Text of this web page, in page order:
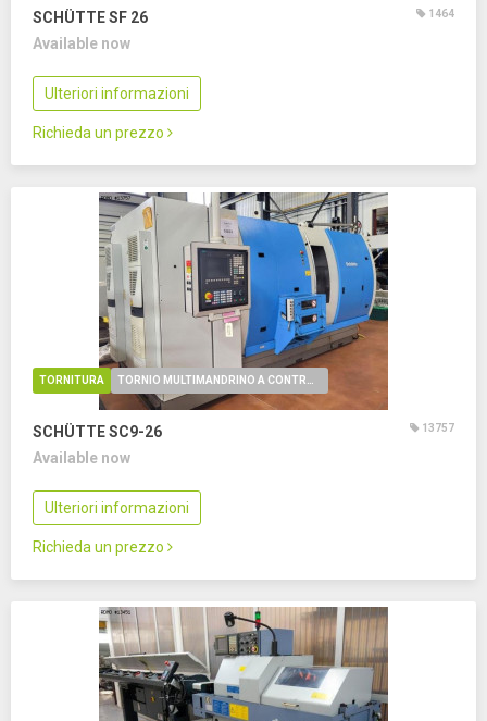
SCHÜTTE SF 26 1464
Available now
Ulteriori informazioni
Richieda un prezzo
TORNITURA
SCHÜTTE SC9-26 13757
Available now
Ulteriori informazioni
Richieda un prezzo